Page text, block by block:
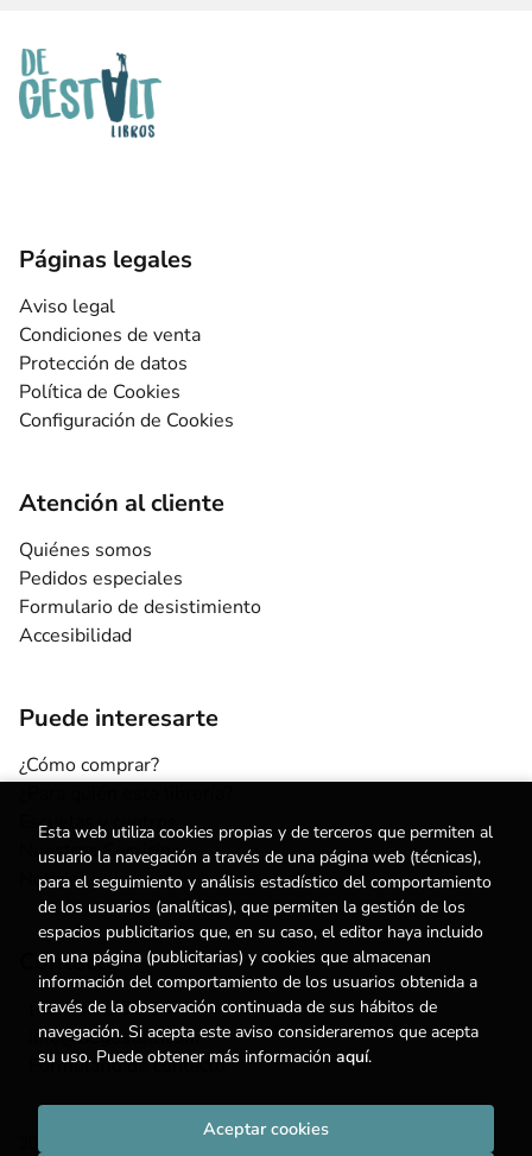
Páginas legales
Aviso legal
Condiciones de venta
Protección de datos
Política de Cookies
Configuración de Cookies
Atención al cliente
Quiénes somos
Pedidos especiales
Formulario de desistimiento
Accesibilidad
Puede interesarte
¿Cómo comprar?
Escuelas y centros
Nuestros Servicios
Noticias
Contacto
(+34) 615 55 96 54
info@degestalt.com
Formulario de contacto
. Todos los Derechos Reservados |
Esta web utiliza cookies propias y de terceros que permiten al
usuario la navegación a través de una página web (técnicas),
para el seguimiento y análisis estadístico del comportamiento
de los usuarios (analíticas), que permiten la gestión de los
espacios publicitarios que, en su caso, el editor haya incluido
en una página (publicitarias) y cookies que almacenan
información del comportamiento de los usuarios obtenida a
través de la observación continuada de sus hábitos de
navegación. Si acepta este aviso consideraremos que acepta
su uso. Puede obtener más información aquí.
Aceptar cookies